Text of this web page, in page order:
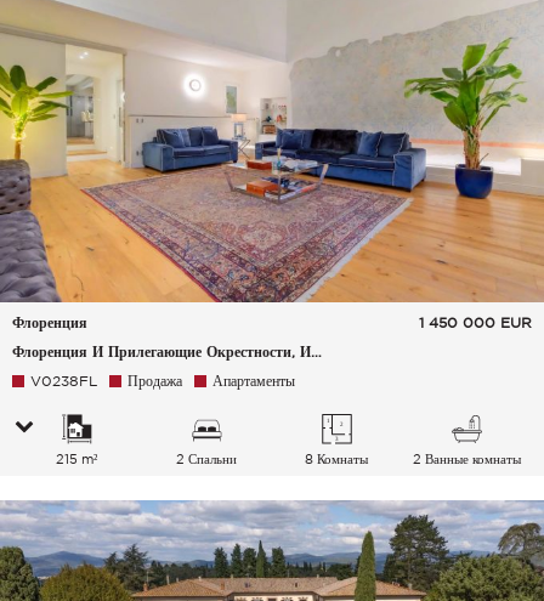
Флоренция
Флоренция И Прилегающие Окрестности, Италия
1 450 000 EUR
V0238FL Продажа Апартаменты
215 m² 2 Спальни 8 Комнаты 2 Ванные комнаты